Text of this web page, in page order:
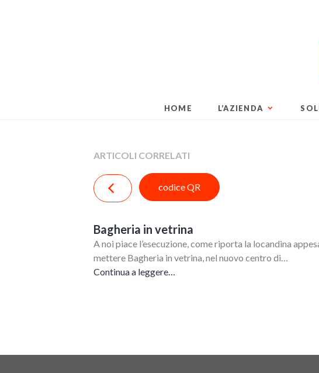
HOME L’AZIENDA
ARTICOLI CORRELATI
codice QR
Bagheria in vetrina
A noi piace l’esecuzione, come riporta la locandina
mettere Bagheria in vetrina, nel nuovo centro di…
Continua a leggere…